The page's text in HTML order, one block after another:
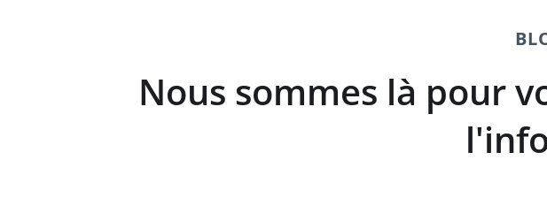
Nous sommes là pour